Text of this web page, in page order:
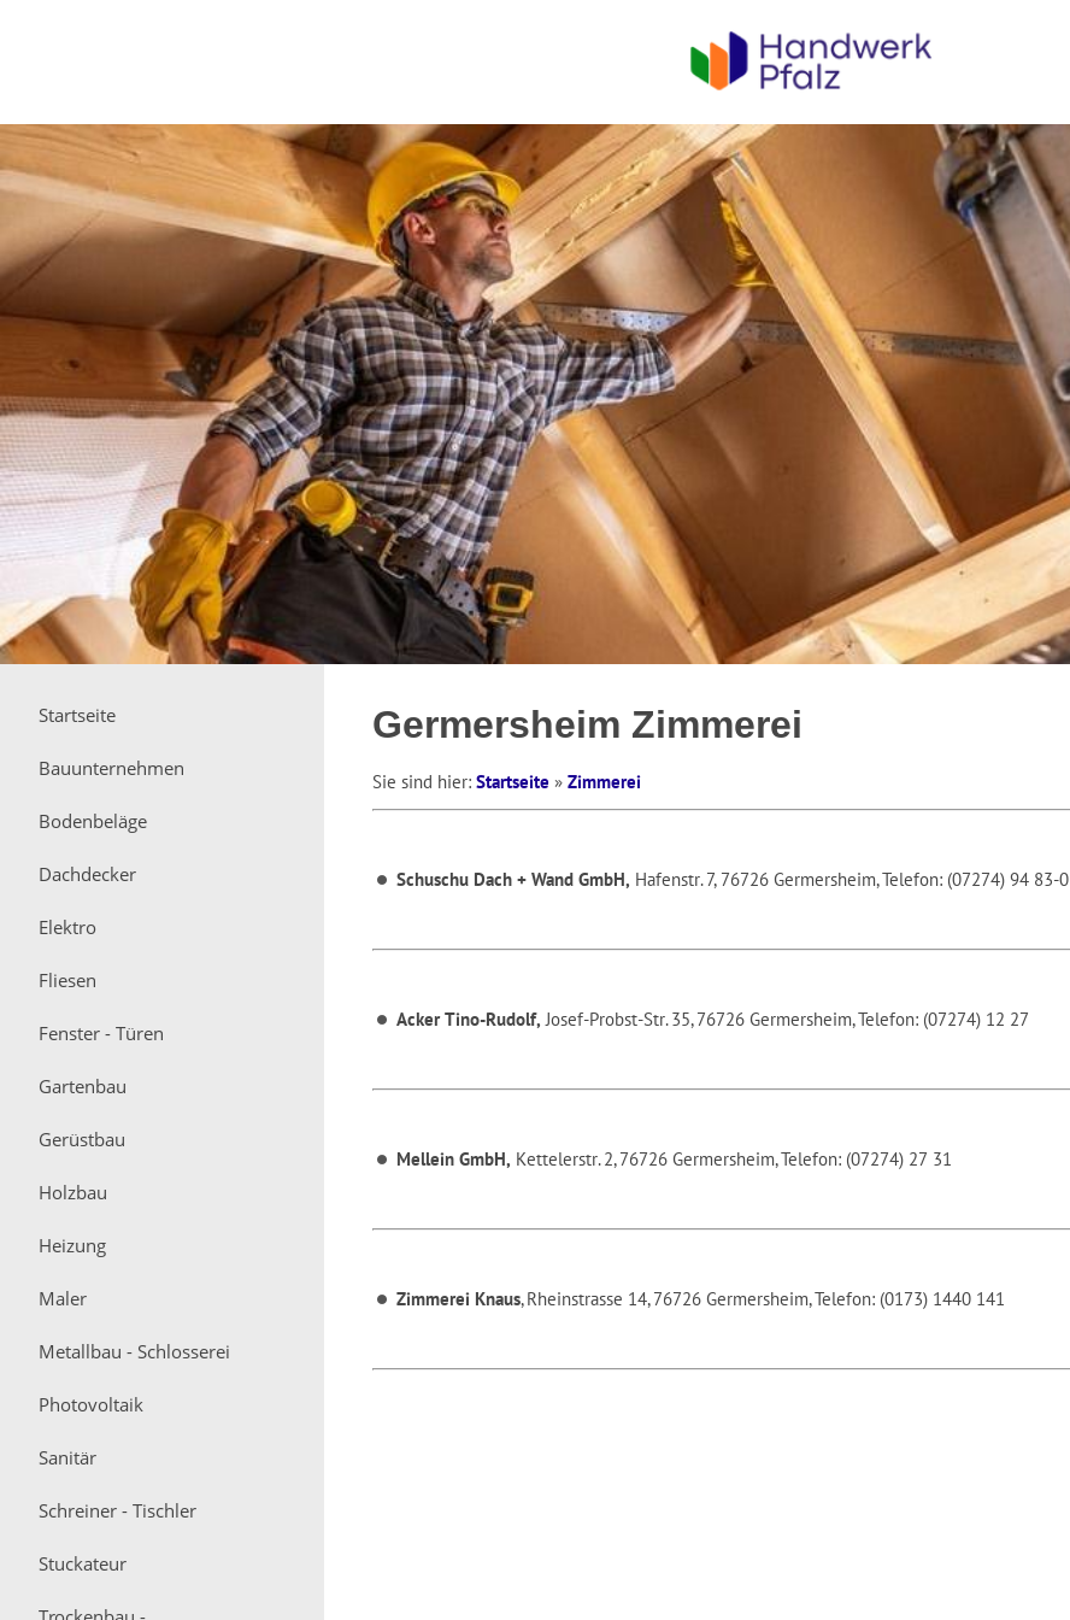
Startseite
Bauunternehmen
Bodenbeläge
Dachdecker
Elektro
Fliesen
Fenster - Türen
Gartenbau
Gerüstbau
Holzbau
Heizung
Maler
Metallbau - Schlosserei
Photovoltaik
Sanitär
Schreiner - Tischler
Stuckateur
Germersheim Zimmerei
Sie sind hier: Startseite » Zimmerei
Schuschu Dach + Wand GmbH, Hafenstr. 7, 76726 Germersheim, Telefon: (07274) 94 83-0
Acker Tino-Rudolf, Josef-Probst-Str. 35, 76726 Germersheim, Telefon: (07274) 12 27
Mellein GmbH, Kettelerstr. 2, 76726 Germersheim, Telefon: (07274) 27 31
Zimmerei Knaus, Rheinstrasse 14, 76726 Germersheim, Telefon: (0173) 1440 141